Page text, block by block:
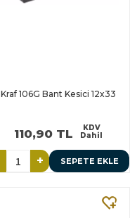
Kraf 106G Bant Kesici 12x33
110,90 TL
KDV
Dahil
+ SEPETE EKLE